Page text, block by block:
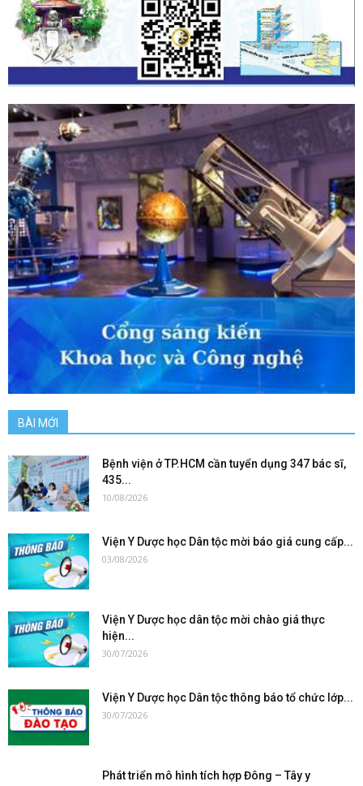
BÀI MỚI
Bệnh viện ở TP.HCM cần tuyển dụng 347 bác sĩ,
435...
10/08/2026
Viện Y Dược học Dân tộc mời báo giá cung cấp...
03/08/2026
Viện Y Dược học dân tộc mời chào giá thực
hiện...
30/07/2026
Viện Y Dược học Dân tộc thông báo tổ chức lớp...
30/07/2026
Phát triển mô hình tích hợp Đông – Tây y